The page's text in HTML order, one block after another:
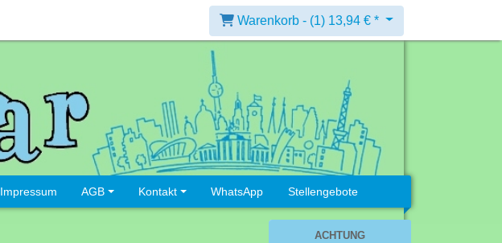
Warenkorb - (1) 13,94 € *
Impressum AGB Kontakt WhatsApp Stellengebote
ACHTUNG